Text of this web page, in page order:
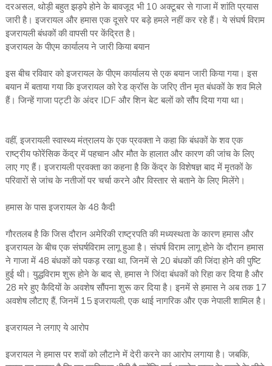
दरअसल, थोड़ी बहुत झड़पे होने के बावजूद भी 10 अक्टूबर से गाजा में शांति प्रयास
जारी है। इजरायल और हमास एक दूसरे पर बड़े हमले नहीं कर रहे हैं। ये संघर्ष विराम
इजरायली बंधकों की वापसी पर केंद्रित है।
इजरायल के पीएम कार्यालय ने जारी किया बयान
इस बीच रविवार को इजरायल के पीएम कार्यालय से एक बयान जारी किया गया। इस
बयान में बताया गया कि इजरायल को रेड क्रॉस के जरिए तीन मृत बंधकों के शव मिले
हैं। जिन्हें गाजा पट्टी के अंदर IDF और शिन बेट बलों को सौंप दिया गया था।
वहीं, इजरायली स्वास्थ्य मंत्रालय के एक प्रवक्ता ने कहा कि बंधकों के शव एक
राष्ट्रीय फोरेंसिक केंद्र में पहचान और मौत के हालात और कारण की जांच के लिए
लाए गए हैं। इजरायली प्रवक्ता का कहना है कि केंद्र के विशेषज्ञ बाद में मृतकों के
परिवारों से जांच के नतीजों पर चर्चा करने और विस्तार से बताने के लिए मिलेंगे।
हमास के पास इजरायल के 48 कैदी
गौरतलब है कि जिस दौरान अमेरिकी राष्ट्रपति की मध्यस्थता के कारण हमास और
इजरायल के बीच एक संघर्षविराम लागू हुआ है। संघर्ष विराम लागू होने के दौरान हमास
ने गाजा में 48 बंधकों को पकड़ रखा था, जिनमें से 20 बंधकों की जिंदा होने की पुष्टि
हुई थी। युद्धविराम शुरू होने के बाद से, हमास ने जिंदा बंधकों को रिहा कर दिया है और
28 मरे हुए कैदियों के अवशेष सौंपना शुरू कर दिया है। इनमें से हमास ने अब तक 17
अवशेष लौटाए हैं, जिनमें 15 इजरायली, एक थाई नागरिक और एक नेपाली शामिल है।
इजरायल ने लगाए ये आरोप
इजरायल ने हमास पर शवों को लौटाने में देरी करने का आरोप लगाया है। जबकि,